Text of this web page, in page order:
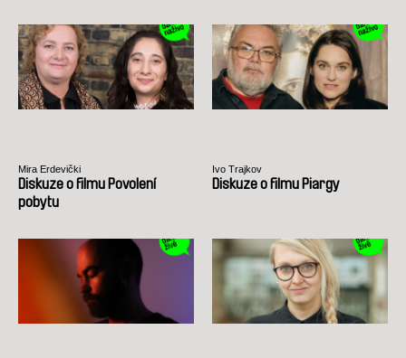
Mira Erdevički
Diskuze o filmu Povolení
pobytu
Ivo Trajkov
Diskuze o filmu Piargy